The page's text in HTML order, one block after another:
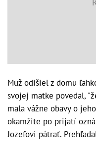
Muž odišiel z domu
svojej matke povedal,
mala vážne obavy o
okamžite po prijatí
Jozefovi pátrať.